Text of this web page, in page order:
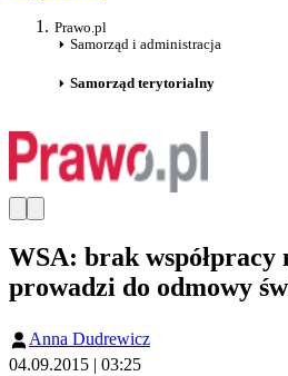
Prawo.pl
Samorząd i administracja
Samorząd terytorialny
WSA: brak współpracy
prowadzi do odmowy
Anna Dudrewicz
04.09.2015 | 03:25